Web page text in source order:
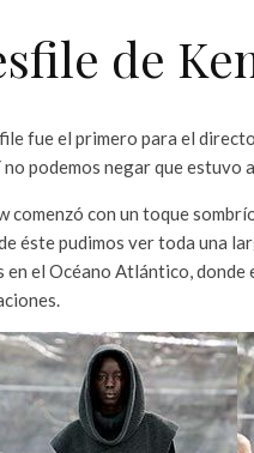
de
fue el primero para el
no podemos negar que estuvo
comenzó con un toque
éste pudimos ver toda una
en el Océano Atlántico, donde